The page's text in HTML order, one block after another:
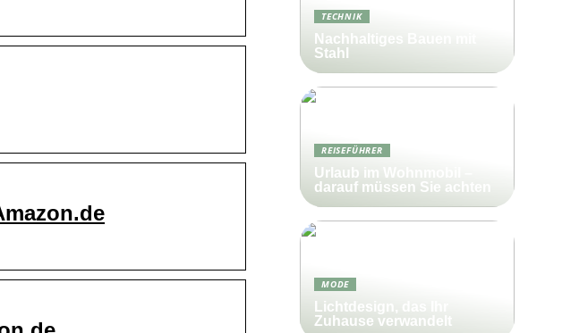
TECHNIK
Nachhaltiges Bauen mit
Stahl
REISEFÜHRER
Urlaub im Wohnmobil –
darauf müssen Sie achten
MODE
Lichtdesign, das Ihr
Zuhause verwandelt